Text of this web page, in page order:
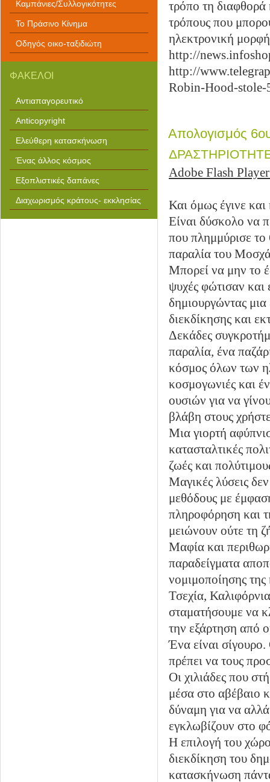
Καμπάνιες/Συλλογικότητες
Το Πράσινο Κίνημα
Οδηγός οικο-ταξιδιώτη
ΦΑΚΕΛΟΙ
Αντιαπαγορευτικό
Anticopyright
Ελεύθερη κατασκήνωση
Ένας άλλος κόσμος
Εξοπλιστικές δαπάνες
Διαχωρισμός κράτους- εκκλησίας
τρόπο τη διαφθορά
τρόπους που
ηλεκτρονική
http://
http://
Robin-Hood-stole-
Απολογισμός
Adobe Flash
Και όμως έγινε και
Είναι δύσκολο να
που πλημμύρισε το
παραλία του
Μπορεί να μην το
ψυχές φώτισαν
δημιουργώντας
διεκδίκησης και
Δεκάδες
παραλία, ένα
κόσμος όλων των
κοσμογωνιές και
ουσιών για να
βλάβη στους
Μια γιορτή
κατασταλτικές
ζωές και
Μαγικές λύσεις
μεθόδους με
πληροφόρηση και
μειώνουν ούτε τη
Μαφία και
παραδείγματα
νομιμοποίησης
Τσεχία,
σταματήσουμε να
την εξάρτηση από
Ένα είναι
πρέπει να τους
Οι χιλιάδες που
μέσα στο αβέβαιο
δύναμη για να
εγκλωβίζουν στο
Η επιλογή του
διεκδίκηση του
κατασκήνωση